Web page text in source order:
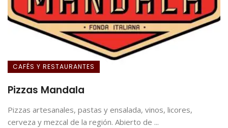
CAFÉS Y RESTAURANTES
Pizzas Mandala
Pizzas artesanales, pastas y ensalada, vinos, licores,
cerveza y mezcal de la región. Abierto de ...